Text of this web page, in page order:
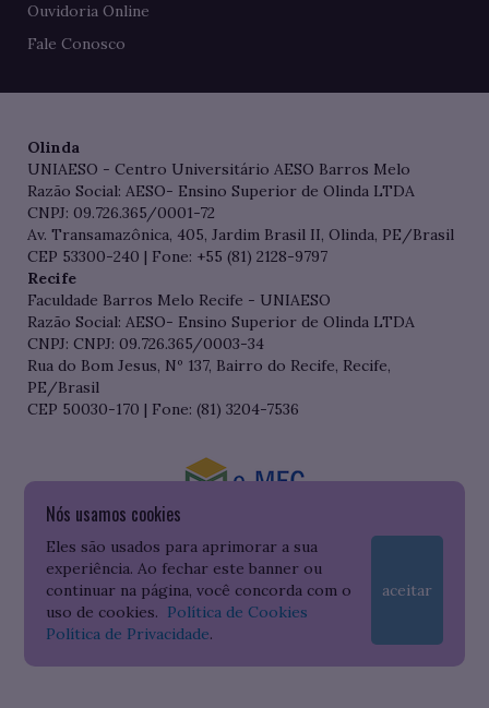
Nós usamos cookies
Eles são usados para aprimorar a sua
experiência. Ao fechar este banner ou
continuar na página, você concorda com o
uso de cookies. Política de Cookies
Política de Privacidade.
aceitar
Ouvidoria Online
Fale Conosco
Olinda
UNIAESO - Centro Universitário AESO Barros Melo
Razão Social: AESO- Ensino Superior de Olinda LTDA
CNPJ: 09.726.365/0001-72
Av. Transamazônica, 405, Jardim Brasil II, Olinda, PE/Brasil
CEP 53300-240 | Fone: +55 (81) 2128-9797
Recife
Faculdade Barros Melo Recife - UNIAESO
Razão Social: AESO- Ensino Superior de Olinda LTDA
CNPJ: CNPJ: 09.726.365/0003-34
Rua do Bom Jesus, Nº 137, Bairro do Recife, Recife,
PE/Brasil
CEP 50030-170 | Fone: (81) 3204-7536
Consulte o cadastro da Instituição no Sistema do e-MEC